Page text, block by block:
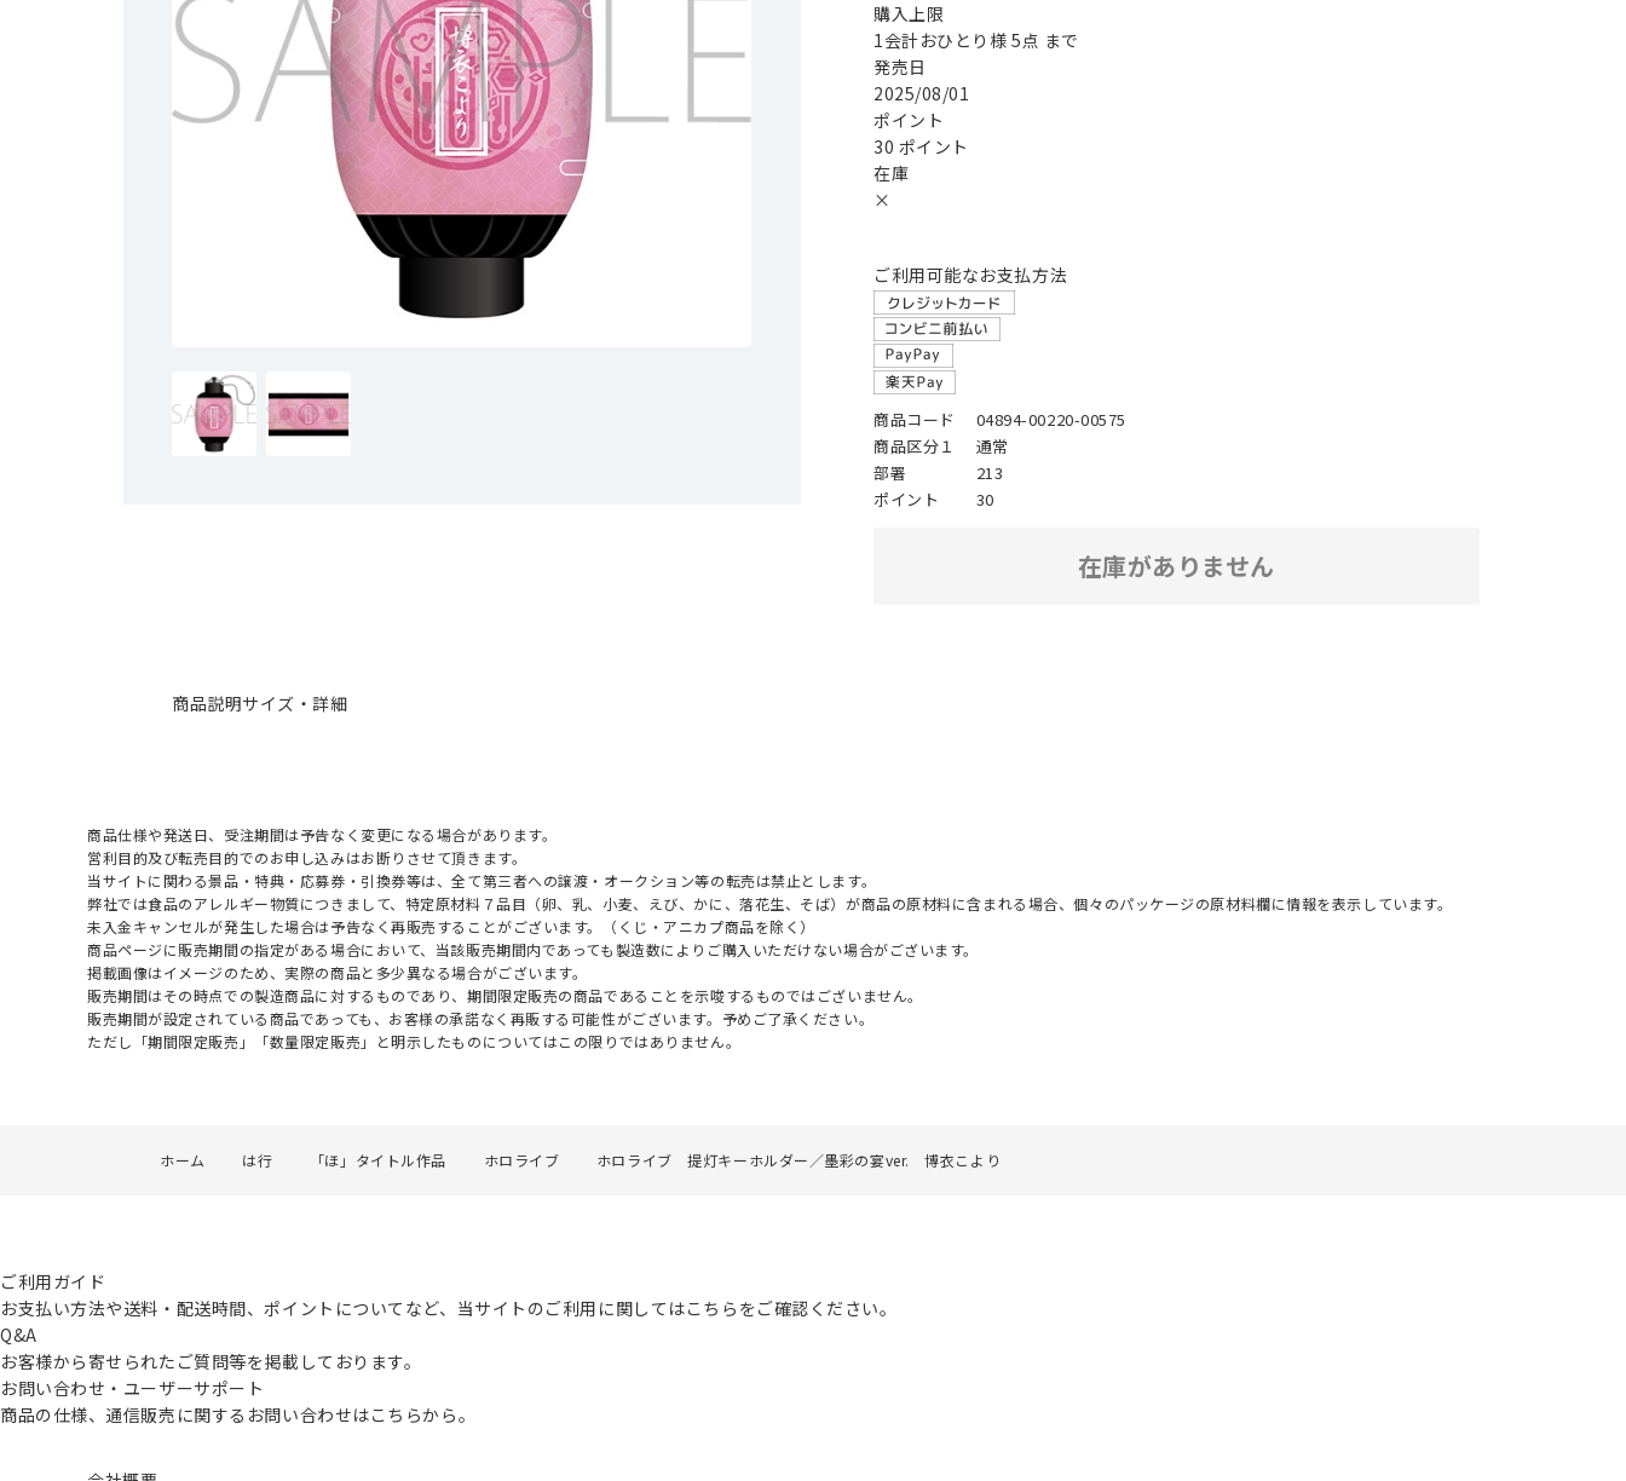
購入上限
1会計おひとり様 5点 まで
発売日
2025/08/01
ポイント
30 ポイント
在庫
×
ご利用可能なお支払方法
商品コード
04894-00220-00575
商品区分１
通常
部署
213
ポイント
30
在庫がありません
商品説明サイズ・詳細
商品仕様や発送日、受注期間は予告なく変更になる場合があります。
営利目的及び転売目的でのお申し込みはお断りさせて頂きます。
当サイトに関わる景品・特典・応募券・引換券等は、全て第三者への譲渡・オークション等の転売は禁止とします。
弊社では食品のアレルギー物質につきまして、特定原材料７品目（卵、乳、小麦、えび、かに、落花生、そば）が商品の原材料に含まれる場合、個々のパッケージの原材料欄に情報を表示しています。
未入金キャンセルが発生した場合は予告なく再販売することがございます。（くじ・アニカプ商品を除く）
商品ページに販売期間の指定がある場合において、当該販売期間内であっても製造数によりご購入いただけない場合がございます。
掲載画像はイメージのため、実際の商品と多少異なる場合がございます。
販売期間はその時点での製造商品に対するものであり、期間限定販売の商品であることを示唆するものではございません。
販売期間が設定されている商品であっても、お客様の承諾なく再販する可能性がございます。予めご了承ください。
ただし「期間限定販売」「数量限定販売」と明示したものについてはこの限りではありません。
ホーム は行 「ほ」タイトル作品 ホロライブ ホロライブ 提灯キーホルダー／墨彩の宴ver. 博衣こより
ご利用ガイド
お支払い方法や送料・配送時間、ポイントについてなど、当サイトのご利用に関してはこちらをご確認ください。
Q&A
お客様から寄せられたご質問等を掲載しております。
お問い合わせ・ユーザーサポート
商品の仕様、通信販売に関するお問い合わせはこちらから。